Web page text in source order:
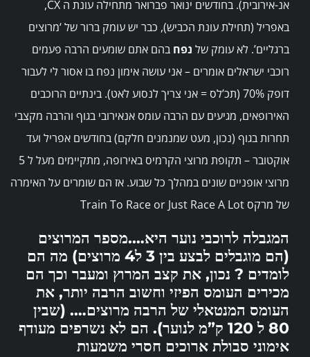
אנ-אירובית). בחודשים ינואר פברואר מתחילה עונת ה CX,
באפריל (תחילת עונת הכביש), כבר יש עומק ברור של ‘מרוצים
ברגליים’. לא עומק של נפח בהם אתם שומעים הרבה פעמים
רוכבי ישראלים אומרים – אני עושה אימון נפח בו אסור לי לעבור
דופק 70% (תכ’לס = אני צריך לנסוע לאט). בינתיים הרוכבים
האירופאים, מגיעים עם הרבה עומס אנאירובי בגוף והרבה מקצבי
תחרות בגוף (נכון, מעט שמנמנים חלקם) בחודשים אפריל ועד
אוקטובר – תקופת מרוצי הקרמיס באירופה, מתקיימים מעל ל 5
מרוצי אופניים שונים במהלך כל שבוע. אז הם שומרים על האימרה
של מרקס Train To Race or Just Race A Lot
המגבלה לרוכבי נוער היא….מספר המרוצים
(הם מוגבלים לבצע בין 3 ל4 מרוצים) מה הם
לומדים ? נכון, את קצב המרוץ ומעבר וכך הם
מכירים העומס הפיזי וחשוב הרבה יותר, את
העומס המנטאלי של הרבה מרוצים…. (שבין
80 ל 120 ק”מ לנוער). הם לא נשרפים מעודף
אימוני סבולת ארוכים חסרי משמעות